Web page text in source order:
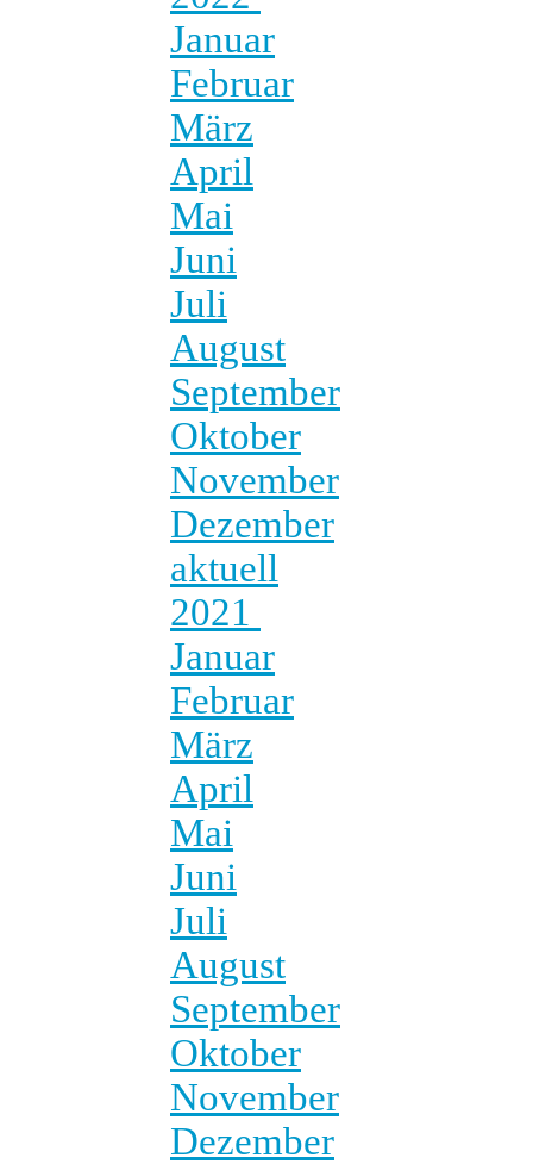
Januar
Februar
März
April
Mai
Juni
Juli
August
September
Oktober
November
Dezember
aktuell
2021
Januar
Februar
März
April
Mai
Juni
Juli
August
September
Oktober
November
Dezember